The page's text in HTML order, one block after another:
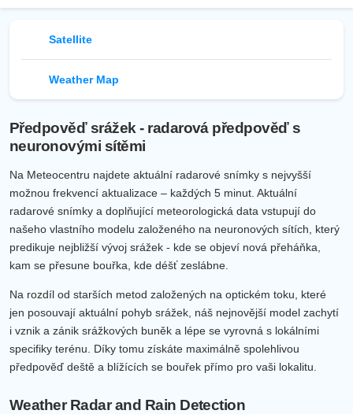
Satellite
Weather Map
Předpověď srážek - radarová předpověď s
neuronovými sítěmi
Na Meteocentru najdete aktuální radarové snímky s nejvyšší
možnou frekvencí aktualizace – každých 5 minut. Aktuální
radarové snímky a doplňující meteorologická data vstupují do
našeho vlastního modelu založeného na neuronových sítích, který
predikuje nejbližší vývoj srážek - kde se objeví nová přeháňka,
kam se přesune bouřka, kde déšť zeslábne.
Na rozdíl od starších metod založených na optickém toku, které
jen posouvají aktuální pohyb srážek, náš nejnovější model zachytí
i vznik a zánik srážkových buněk a lépe se vyrovná s lokálními
specifiky terénu. Díky tomu získáte maximálně spolehlivou
předpověď deště a blížících se bouřek přímo pro vaši lokalitu.
Weather Radar and Rain Detection